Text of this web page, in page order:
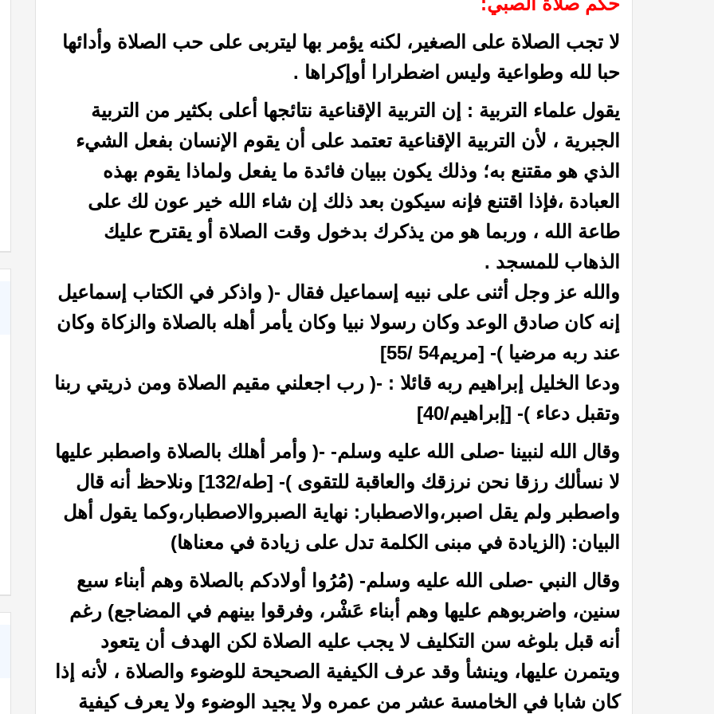
لا تجب الصلاة على الصغير، لكنه يؤمر بها ليتربى على حب الصلاة وأدائها
حبا لله وطواعية وليس اضطرارا أوإكراها .
يقول علماء التربية : إن التربية الإقناعية نتائجها أعلى بكثير من التربية
الجبرية ، لأن التربية الإقناعية تعتمد على أن يقوم الإنسان بفعل الشيء
الذي هو مقتنع به؛ وذلك يكون ببيان فائدة ما يفعل ولماذا يقوم بهذه
العبادة ،فإذا اقتنع فإنه سيكون بعد ذلك إن شاء الله خير عون لك على
طاعة الله ، وربما هو من يذكرك بدخول وقت الصلاة أو يقترح عليك
الذهاب للمسجد .
والله عز وجل أثنى على نبيه إسماعيل فقال -( واذكر في الكتاب إسماعيل
إنه كان صادق الوعد وكان رسولا نبيا وكان يأمر أهله بالصلاة والزكاة وكان
عند ربه مرضيا )- [مريم54 /55]
ودعا الخليل إبراهيم ربه قائلا : -( رب اجعلني مقيم الصلاة ومن ذريتي ربنا
وتقبل دعاء )- [إبراهيم/40]
وقال الله لنبينا -صلى الله عليه وسلم- -( وأمر أهلك بالصلاة واصطبر عليها
لا نسألك رزقا نحن نرزقك والعاقبة للتقوى )- [طه/132] ونلاحظ أنه قال
واصطبر ولم يقل اصبر،والاصطبار: نهاية الصبروالاصطبار،وكما يقول أهل
البيان: (الزيادة في مبنى الكلمة تدل على زيادة في معناها)
وقال النبي -صلى الله عليه وسلم- (مُرُوا أولادكم بالصلاة وهم أبناء سبع
سنين، واضربوهم عليها وهم أبناء عَشْر، وفرقوا بينهم في المضاجع) رغم
أنه قبل بلوغه سن التكليف لا يجب عليه الصلاة لكن الهدف أن يتعود
ويتمرن عليها، وينشأ وقد عرف الكيفية الصحيحة للوضوء والصلاة ، لأنه إذا
كان شابا في الخامسة عشر من عمره ولا يجيد الوضوء ولا يعرف كيفية
عظمة الله رب العالمين: (25) قال الله عز وجل : يؤذيني ابن آدم يسب الدهر كتاب خواطر إيمانية حول عظمة الله رب العالمين
على كثير ممن لبس الثياب أوباما من صحابة الرسول ؟؟!! كبسولة بالأذن